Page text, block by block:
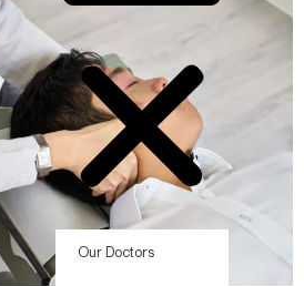
Our Doctors